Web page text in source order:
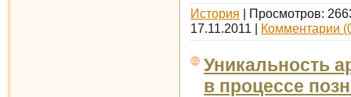
История | Просмотров:
17.11.2011 | Комментарии
Уникальность
в процессе